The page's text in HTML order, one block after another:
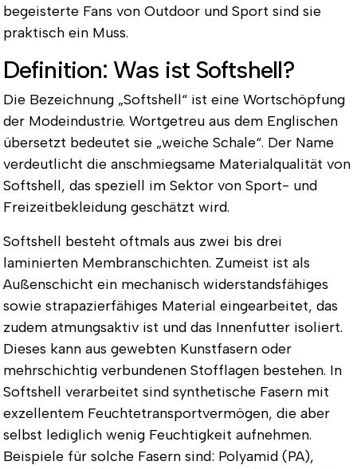
begeisterte Fans von Outdoor und Sport sind sie
praktisch ein Muss.
Definition: Was ist Softshell?
Die Bezeichnung „Softshell“ ist eine Wortschöpfung
der Modeindustrie. Wortgetreu aus dem Englischen
übersetzt bedeutet sie „weiche Schale“. Der Name
verdeutlicht die anschmiegsame Materialqualität von
Softshell, das speziell im Sektor von Sport- und
Freizeitbekleidung geschätzt wird.
Softshell besteht oftmals aus zwei bis drei
laminierten Membranschichten. Zumeist ist als
Außenschicht ein mechanisch widerstandsfähiges
sowie strapazierfähiges Material eingearbeitet, das
zudem atmungsaktiv ist und das Innenfutter isoliert.
Dieses kann aus gewebten Kunstfasern oder
mehrschichtig verbundenen Stofflagen bestehen. In
Softshell verarbeitet sind synthetische Fasern mit
exzellentem Feuchtetransportvermögen, die aber
selbst lediglich wenig Feuchtigkeit aufnehmen.
Beispiele für solche Fasern sind: Polyamid (PA),